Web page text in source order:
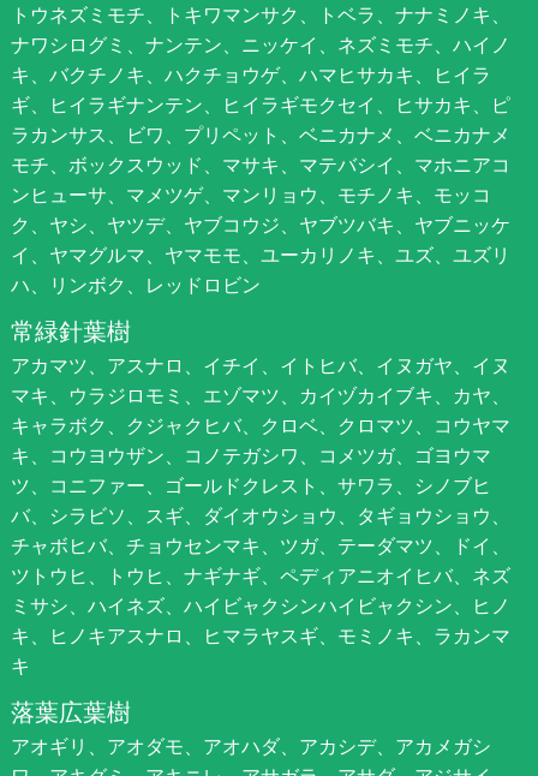
トウネズミモチ、トキワマンサク、トベラ、ナナミノキ、
ナワシログミ、ナンテン、ニッケイ、ネズミモチ、ハイノ
キ、バクチノキ、ハクチョウゲ、ハマヒサカキ、ヒイラ
ギ、ヒイラギナンテン、ヒイラギモクセイ、ヒサカキ、ピ
ラカンサス、ビワ、プリペット、ベニカナメ、ベニカナメ
モチ、ボックスウッド、マサキ、マテバシイ、マホニアコ
ンヒューサ、マメツゲ、マンリョウ、モチノキ、モッコ
ク、ヤシ、ヤツデ、ヤブコウジ、ヤブツバキ、ヤブニッケ
イ、ヤマグルマ、ヤマモモ、ユーカリノキ、ユズ、ユズリ
ハ、リンボク、レッドロビン
常緑針葉樹
アカマツ、アスナロ、イチイ、イトヒバ、イヌガヤ、イヌ
マキ、ウラジロモミ、エゾマツ、カイヅカイブキ、カヤ、
キャラボク、クジャクヒバ、クロベ、クロマツ、コウヤマ
キ、コウヨウザン、コノテガシワ、コメツガ、ゴヨウマ
ツ、コニファー、ゴールドクレスト、サワラ、シノブヒ
バ、シラビソ、スギ、ダイオウショウ、タギョウショウ、
チャボヒバ、チョウセンマキ、ツガ、テーダマツ、ドイ、
ツトウヒ、トウヒ、ナギナギ、ペディアニオイヒバ、ネズ
ミサシ、ハイネズ、ハイビャクシンハイビャクシン、ヒノ
キ、ヒノキアスナロ、ヒマラヤスギ、モミノキ、ラカンマ
キ
落葉広葉樹
アオギリ、アオダモ、アオハダ、アカシデ、アカメガシ